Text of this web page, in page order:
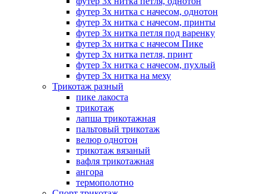
футер 3х нитка с начесом, однотон
футер 3х нитка с начесом, принты
футер 3х нитка петля под варенку
футер 3х нитка с начесом Пике
футер 3х нитка петля, принт
футер 3х нитка с начесом, пухлый
футер 3х нитка на меху
Трикотаж разный
пике лакоста
трикотаж
лапша трикотажная
пальтовый трикотаж
велюр однотон
трикотаж вязаный
вафля трикотажная
ангора
термополотно